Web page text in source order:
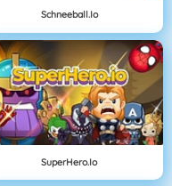
Schneeball.io
SuperHero.io